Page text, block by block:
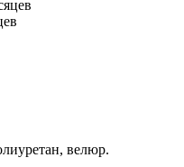
велюр.